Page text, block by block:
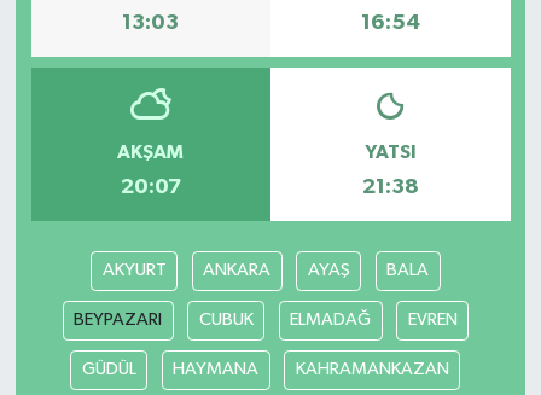
13:03 16:54
AKŞAM
20:07
YATSI
21:38
AKYURT ANKARA AYAŞ BALA
BEYPAZARI CUBUK ELMADAĞ EVREN
GÜDÜL HAYMANA KAHRAMANKAZAN